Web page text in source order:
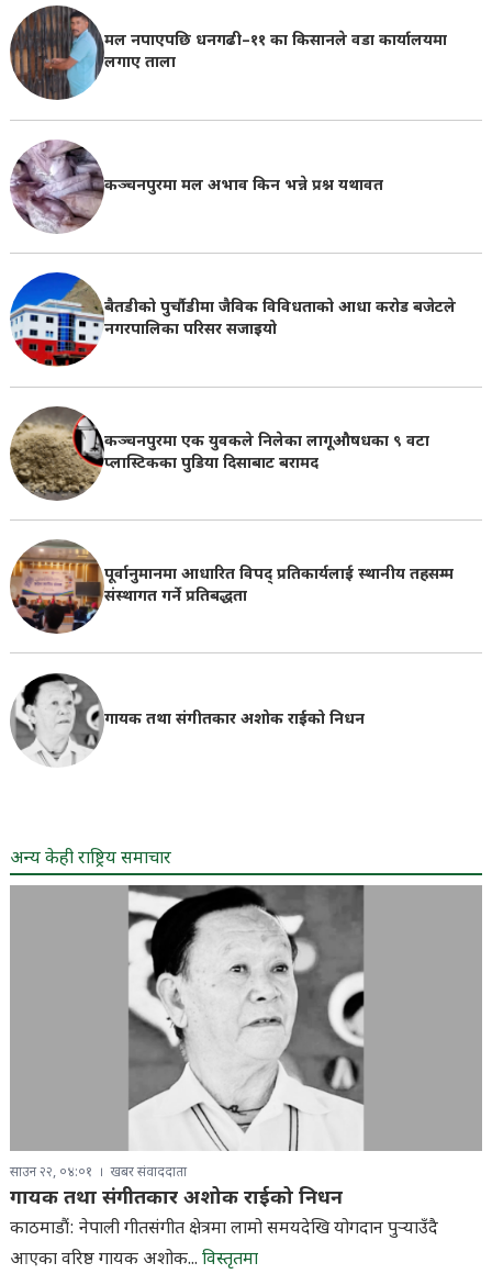
मल नपाएपछि धनगढी–११ का किसानले वडा कार्यालयमा
लगाए ताला
कञ्चनपुरमा मल अभाव किन भन्ने प्रश्न यथावत
बैतडीको पुर्चौडीमा जैविक विविधताको आधा करोड बजेटले
नगरपालिका परिसर सजाइयो
कञ्चनपुरमा एक युवकले निलेका लागूऔषधका ९ वटा
प्लास्टिकका पुडिया दिसाबाट बरामद
पूर्वानुमानमा आधारित विपद् प्रतिकार्यलाई स्थानीय तहसम्म
संस्थागत गर्ने प्रतिबद्धता
गायक तथा संगीतकार अशोक राईको निधन
अन्य केही राष्ट्रिय समाचार
साउन २२, ०४:०१ खबर संवाददाता
गायक तथा संगीतकार अशोक राईको निधन
काठमाडौं: नेपाली गीतसंगीत क्षेत्रमा लामो समयदेखि योगदान पुर्‍याउँदै
आएका वरिष्ठ गायक अशोक... विस्तृतमा